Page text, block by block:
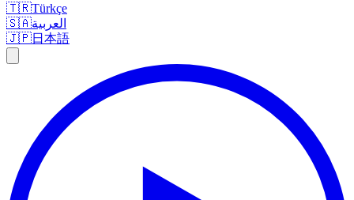
🇹🇷Türkçe
🇸🇦العربية
🇯🇵日本語